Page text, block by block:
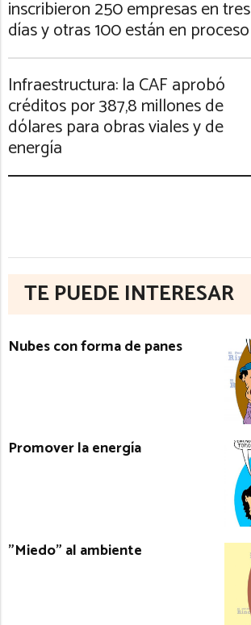
inscribieron 250 empresas en tres
días y otras 100 están en proceso
Infraestructura: la CAF aprobó
créditos por 387,8 millones de
dólares para obras viales y de
energía
TE PUEDE INTERESAR
Nubes con forma de panes
Promover la energía
”Miedo” al ambiente